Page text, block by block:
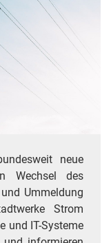
neue
Wechsel des
Ummeldung
Strom
und IT-Systeme